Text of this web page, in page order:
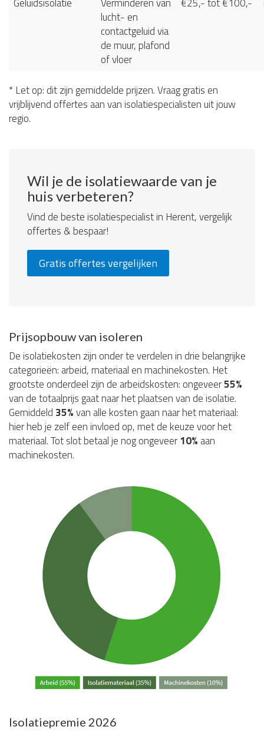
Geluidsisolatie
Verminderen van
lucht- en
contactgeluid via
de muur, plafond
of vloer
€25,- tot €100,-
* Let op: dit zijn gemiddelde prijzen. Vraag gratis en
vrijblijvend offertes aan van isolatiespecialisten uit jouw
regio.
Wil je de isolatiewaarde van je
huis verbeteren?
Vind de beste isolatiespecialist in Herent, vergelijk
offertes & bespaar!
Gratis offertes vergelijken
Prijsopbouw van isoleren
De isolatiekosten zijn onder te verdelen in drie belangrijke
categorieën: arbeid, materiaal en machinekosten. Het
grootste onderdeel zijn de arbeidskosten: ongeveer55%
van de totaalprijs gaat naar het plaatsen van de isolatie.
Gemiddeld 35%van alle kosten gaan naar het materiaal:
hier heb je zelf een invloed op, met de keuze voor het
materiaal. Tot slot betaal je nog ongeveer10% aan
machinekosten.
Isolatiepremie 2026